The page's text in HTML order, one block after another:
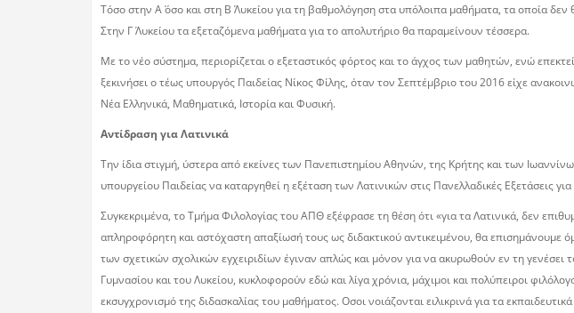
Τόσο στην Α΄ όσο και στη Β΄ Λυκείου για τη βαθμολόγηση στα υπόλοιπα μαθήματα, τα οποία
Στην Γ΄ Λυκείου τα εξεταζόμενα μαθήματα για το απολυτήριο θα παραμείνουν τέσσερα.
Με το νέο σύστημα, περιορίζεται ο εξεταστικός φόρτος και το άγχος των μαθητών, ενώ
ξεκινήσει ο τέως υπουργός Παιδείας Νίκος Φίλης, όταν τον Σεπτέμβριο του 2016 είχε
Νέα Ελληνικά, Μαθηματικά, Ιστορία και Φυσική.
Αντίδραση για Λατινικά
Την ίδια στιγμή, ύστερα από εκείνες των Πανεπιστημίου Αθηνών, της Κρήτης και των
υπουργείου Παιδείας να καταργηθεί η εξέταση των Λατινικών στις Πανελλαδικές
Συγκεκριμένα, το Τμήμα Φιλολογίας του ΑΠΘ εξέφρασε τη θέση ότι «για τα Λατινικά, δεν
απληροφόρητη και αστόχαστη απαξίωσή τους ως διδακτικού αντικειμένου, θα επισημάνουμε
των σχετικών σχολικών εγχειριδίων έγιναν απλώς και μόνον για να ακυρωθούν εν τη
Γυμνασίου και του Λυκείου, κυκλοφορούν εδώ και λίγα χρόνια, μάχιμοι και πολύπειροι
εκσυγχρονισμό της διδασκαλίας του μαθήματος. Οσοι νοιάζονται ειλικρινά για τα